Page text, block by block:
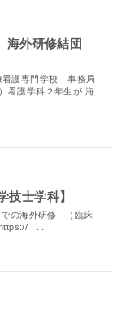
海外研修結団
看護専門学校 事務局
看護学科２年生が 海
技士学科】
での海外研修 （臨床
. . .